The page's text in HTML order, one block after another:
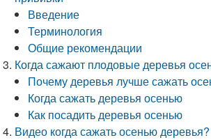
Введение
Терминология
Общие рекомендации
Когда сажают плодовые деревья
Почему деревья лучше сажать
Когда сажать деревья осенью
Как посадить деревья осенью
Видео когда сажать осенью